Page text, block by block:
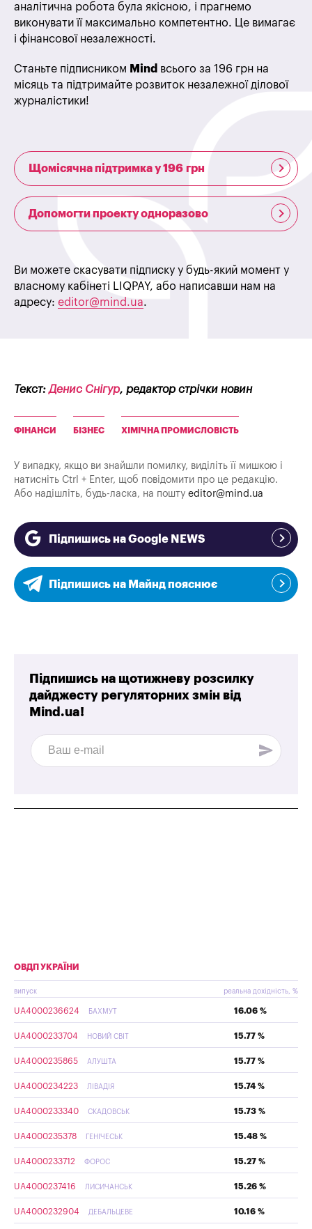
аналітична робота була якісною, і прагнемо
виконувати її максимально компетентно. Це вимагає
і фінансової незалежності.
Станьте підписником Mind всього за 196 грн на
місяць та підтримайте розвиток незалежної ділової
журналістики!
Щомісячна підтримка у 196 грн
Допомогти проекту одноразово
Ви можете скасувати підписку у будь-який момент у
власному кабінеті LIQPAY, або написавши нам на
адресу: editor@mind.ua.
Текст:Денис Снігур, редактор стрічки новин
ФІНАНСИ БІЗНЕС ХІМІЧНА ПРОМИСЛОВІСТЬ
У випадку, якщо ви знайшли помилку, виділіть її мишкою і
натисніть Ctrl + Enter, щоб повідомити про це редакцію.
Або надішліть, будь-ласка, на пошту editor@mind.ua
Підпишись на Google NEWS
Підпишись на Майнд пояснює
Підпишись на щотижневу розсилку
дайджесту регуляторних змін від
Mind.ua!
ОВДП УКРАЇНИ
випуск реальна дохідність, %
UA4000236624 БАХМУТ 16.06 %
UA4000233704 НОВИЙ СВІТ 15.77 %
UA4000235865 АЛУШТА 15.77 %
UA4000234223 ЛІВАДІЯ 15.74 %
UA4000233340 СКАДОВСЬК 15.73 %
UA4000235378 ГЕНІЧЕСЬК 15.48 %
UA4000233712 ФОРОС 15.27 %
UA4000237416 ЛИСИЧАНСЬК 15.26 %
UA4000232904 ДЕБАЛЬЦЕВЕ 10.16 %